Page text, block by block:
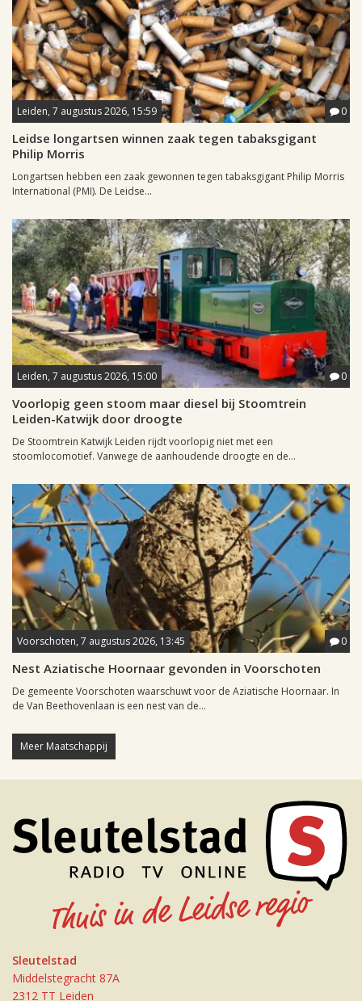
Leiden, 7 augustus 2026, 15:59 0
Leidse longartsen winnen zaak tegen tabaksgigant
Philip Morris
Longartsen hebben een zaak gewonnen tegen tabaksgigant Philip Morris
International (PMI). De Leidse...
Leiden, 7 augustus 2026, 15:00 0
Voorlopig geen stoom maar diesel bij Stoomtrein
Leiden-Katwijk door droogte
De Stoomtrein Katwijk Leiden rijdt voorlopig niet met een
stoomlocomotief. Vanwege de aanhoudende droogte en de...
Voorschoten, 7 augustus 2026, 13:45 0
Nest Aziatische Hoornaar gevonden in Voorschoten
De gemeente Voorschoten waarschuwt voor de Aziatische Hoornaar. In
de Van Beethovenlaan is een nest van de...
Meer Maatschappij
Sleutelstad
Middelstegracht 87A
2312 TT Leiden